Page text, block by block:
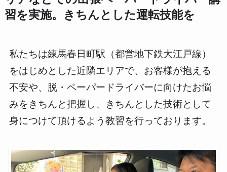
習を実施。きちんとした運転技能を
私たちは練馬春日町駅（都営地下鉄大江戸線）
をはじめとした近隣エリアで、お客様が抱える
不安や、脱・ペーパードライバーに向けたお悩
みをきちんと把握し、きちんとした技術として
身につけて頂けるよう教習を行っております。